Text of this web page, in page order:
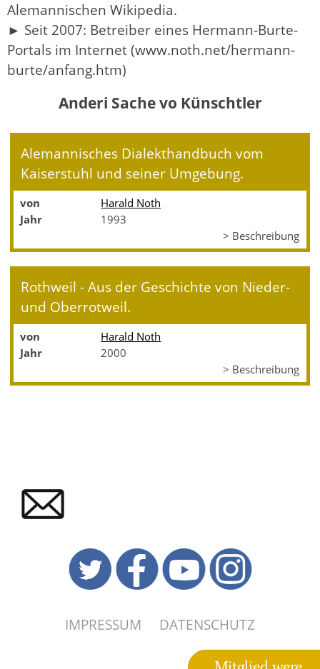
Alemannischen Wikipedia.
► Seit 2007: Betreiber eines Hermann-Burte-
Portals im Internet (www.noth.net/hermann-
burte/anfang.htm)
Anderi Sache vo Künschtler
Alemannisches Dialekthandbuch vom
Kaiserstuhl und seiner Umgebung.
von
Harald Noth
Jahr
1993
> Beschreibung
Rothweil - Aus der Geschichte von Nieder-
und Oberrotweil.
von
Harald Noth
Jahr
2000
> Beschreibung
IMPRESSUM DATENSCHUTZ